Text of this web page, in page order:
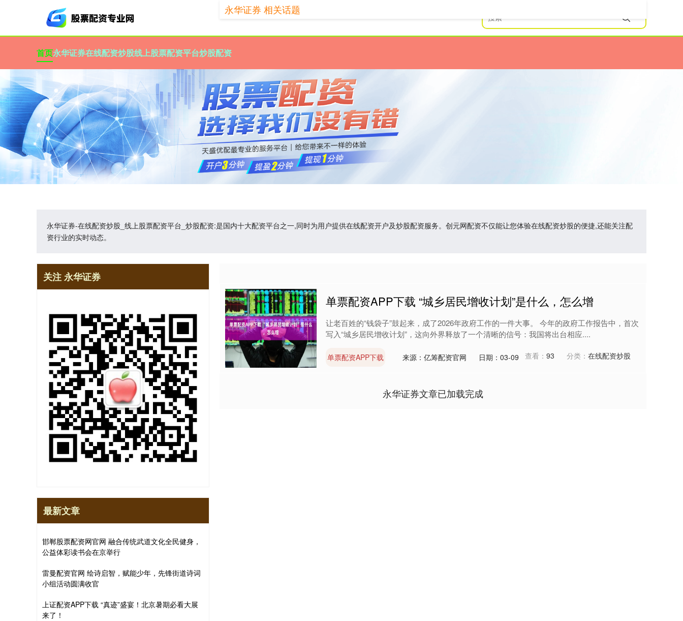
首页永华证券在线配资炒股线上股票配资平台炒股配资
永华证券-在线配资炒股_线上股票配资平台_炒股配资:是国内十大配资平台之一,同时为用户提供在线配资开户及炒股配资服务。创元网配资不仅能让您体验在线配资炒股的便捷,还能关注配
资行业的实时动态。
永华证券 相关话题
单票配资APP下载 “城乡居民增收计划”是什么，怎么增
让老百姓的“钱袋子”鼓起来，成了2026年政府工作的一件大事。 今年的政府工作报告中，首次
写入“城乡居民增收计划”，这向外界释放了一个清晰的信号：我国将出台相应....
单票配资APP下载 来源：亿筹配资官网 日期：03-09 查看： 93 分类： 在线配资炒股
永华证券文章已加载完成
关注 永华证券
最新文章
邯郸股票配资网官网 融合传统武道文化全民健身，
公益体彩读书会在京举行
雷曼配资官网 绘诗启智，赋能少年，先锋街道诗词
小组活动圆满收官
上证配资APP下载 “真迹”盛宴！北京暑期必看大展
来了！